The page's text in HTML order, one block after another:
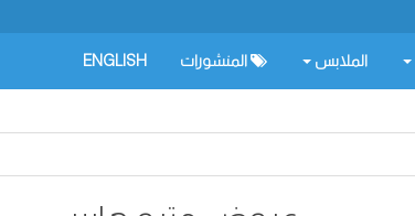
الملابس المنشورات ENGLISH